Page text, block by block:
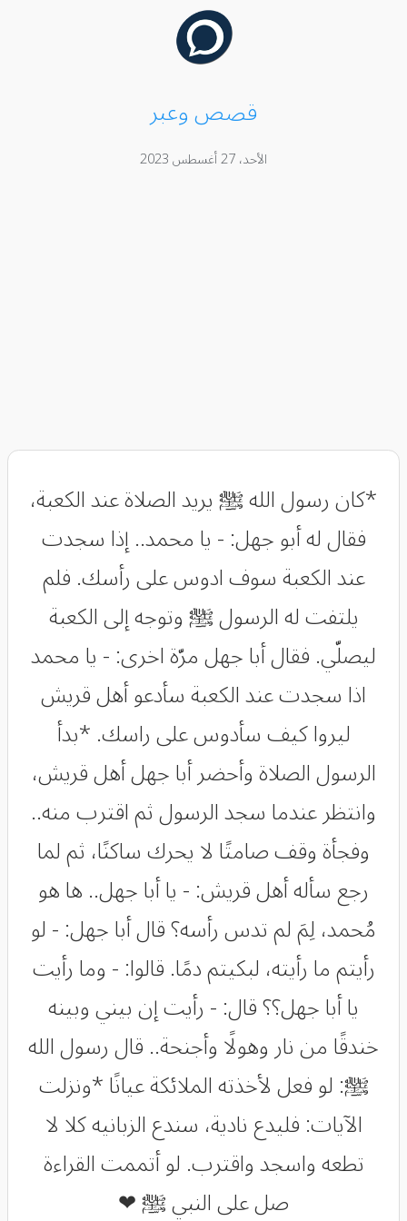
قصص وعبر
الأحد، 27 أغسطس 2023
*كان رسول الله ﷺ يريد الصلاة عند الكعبة،
فقال له أبو جهل: - يا محمد.. إذا سجدت
عند الكعبة سوف ادوس على رأسك. فلم
يلتفت له الرسول ﷺ وتوجه إلى الكعبة
ليصلّي. فقال أبا جهل مرّة اخرى: - يا محمد
اذا سجدت عند الكعبة سأدعو أهل قريش
ليروا كيف سأدوس على راسك. *بدأ
الرسول الصلاة وأحضر أبا جهل أهل قريش،
وانتظر عندما سجد الرسول ثم اقترب منه..
وفجأة وقف صامتًا لا يحرك ساكنًا، ثم لما
رجع سأله أهل قريش: - يا أبا جهل.. ها هو
مُحمد، لِمَ لم تدس رأسه؟ قال أبا جهل: - لو
رأيتم ما رأيته، لبكيتم دمًا. قالوا: - وما رأيت
يا أبا جهل؟؟ قال: - رأيت إن بيني وبينه
خندقًا من نار وهولًا وأجنحة.. قال رسول الله
ﷺ: لو فعل لأخذته الملائكة عيانًا *ونزلت
الآيات: فليدع نادية، سندع الزبانيه كلا لا
تطعه واسجد واقترب. لو أتممت القراءة
صل على النبي ﷺ ❤